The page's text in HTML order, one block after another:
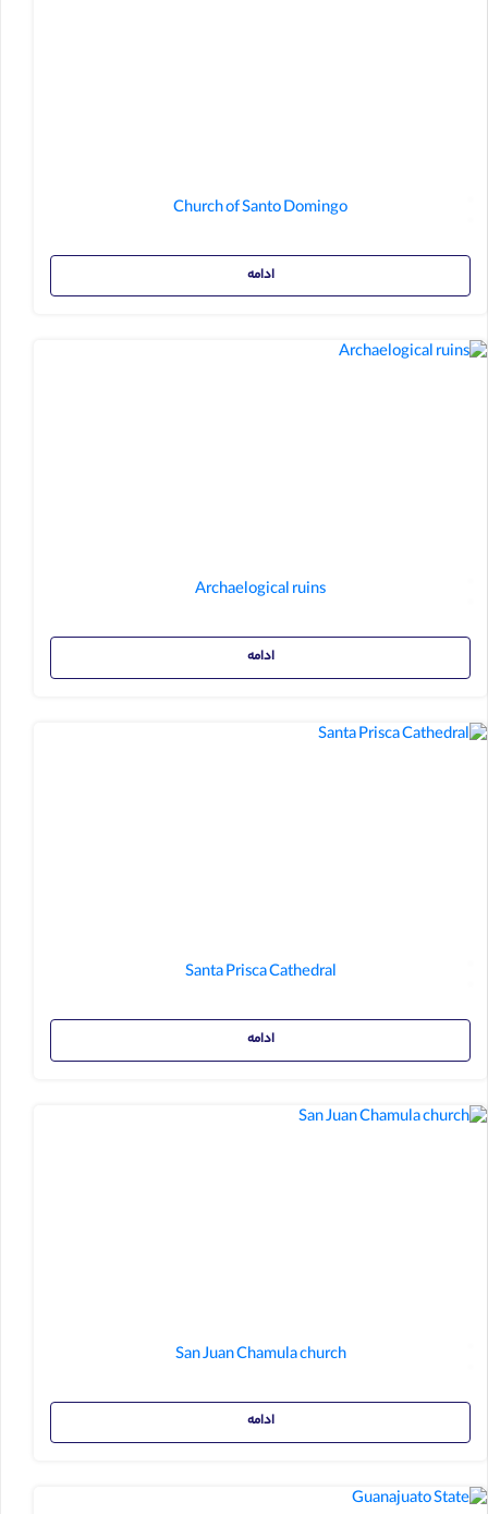
Church of Santo Domingo
ادامه
Archaelogical ruins
ادامه
Santa Prisca Cathedral
ادامه
San Juan Chamula church
ادامه